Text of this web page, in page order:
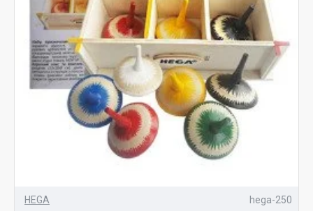
HEGA hega-250